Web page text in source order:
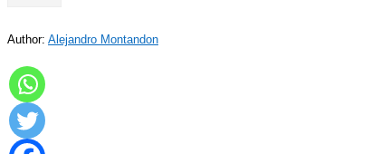
Author: Alejandro Montandon